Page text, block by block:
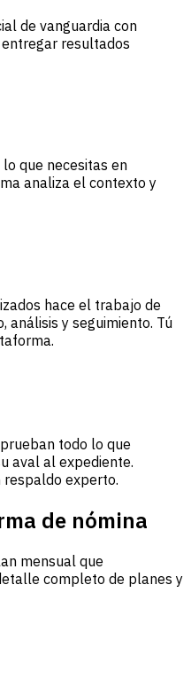
de vanguardia con
resultados
que necesitas en
analiza el contexto y
hace el trabajo de
análisis y seguimiento. Tú
todo lo que
aval al expediente.
respaldo experto.
de nómina
mensual que
completo de planes y